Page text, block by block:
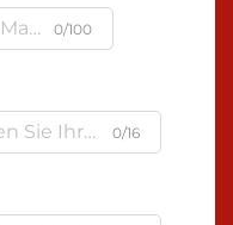
0/100
0/16